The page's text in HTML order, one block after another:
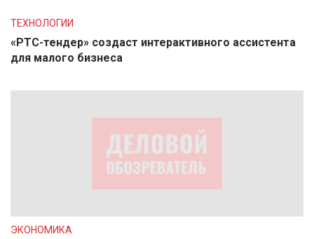
ТЕХНОЛОГИИ
«РТС-тендер» создаст интерактивного ассистента
для малого бизнеса
ЭКОНОМИКА